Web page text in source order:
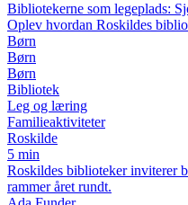
Bibliotekerne som legeplads:
Oplev hvordan Roskildes
Børn
Børn
Børn
Bibliotek
Leg og læring
Familieaktiviteter
Roskilde
5 min
Roskildes biblioteker inviterer
rammer året rundt.